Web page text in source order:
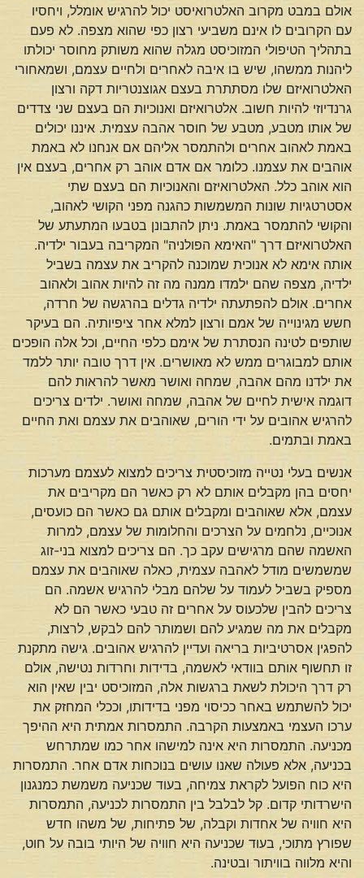
אולם במבט מקרוב האלטרואיסט יכול להרגיש אומלל, ויחסיו
עם הקרובים לו אינם משביעי רצון כפי שהוא מצפה. לא פעם
בתהליך הטיפולי המזוכיסט מגלה שהוא משותק מחוסר יכולתו
ליהנות ממשהו, שיש בו איבה לאחרים ולחיים עצמם, ושמאחורי
האלטרואיזם שלו מסתתרת בעצם אגוצנטריות דקה ורצון
גרנדיוזי להיות חשוב. אלטרואיזם ואנוכיות הם בעצם שני צדדים
של אותו מטבע, מטבע של חוסר אהבה עצמית. איננו יכולים
באמת לאהוב אחרים ולהתמסר אליהם אם אנחנו לא באמת
אוהבים את עצמנו. כלומר אם אדם אוהב רק אחרים, בעצם אין
הוא אוהב כלל. האלטרואיזם והאנוכיות הם בעצם שתי
אסטרטגיות שונות המשמשות כהגנה מפני הקושי לאהוב,
והקושי להתמסר באמת. ניתן להתבונן בטבעו המתעתע של
האלטרואיזם דרך "האימא הפולניה" המקריבה בעבור ילדיה.
אותה אימא לא אנוכית שמוכנה להקריב את עצמה בשביל
ילדיה, מצפה שהם ילמדו ממנה מה זה להיות אהוב ולאהוב
אחרים. אולם להפתעתה ילדיה גדלים בהרגשה של חרדה,
חשש מגינוייה של אמם ורצון למלא אחר ציפיותיה. הם בעיקר
שותפים לטינה הנסתרת של אימם כלפי החיים, וכל אלה הופכים
אותם למבוגרים ממש לא מאושרים. אין דרך טובה יותר ללמד
את ילדנו מהם אהבה, שמחה ואושר מאשר להראות להם
דוגמה אישית לחיים של אהבה, שמחה ואושר. ילדים צריכים
להרגיש אהובים על ידי הורים, שאוהבים את עצמם ואת החיים
באמת ובתמים.
אנשים בעלי נטייה מזוכיסטית צריכים למצוא לעצמם מערכות
יחסים בהן מקבלים אותם לא רק כאשר הם מקריבים את
עצמם, אלא שאוהבים ומקבלים אותם גם כאשר הם כועסים,
אנוכיים, נלחמים על הצרכים והחלומות של עצמם, למרות
האשמה שהם מרגישים עקב כך. הם צריכים למצוא בני-זוג
שמשמשים מודל לאהבה עצמית, כאלה שאוהבים את עצמם
מספיק בשביל לעמוד על שלהם מבלי להרגיש אשמה. הם
צריכים להבין שלכעוס על אחרים זה טבעי כאשר הם לא
מקבלים את מה שמגיע להם ושמותר להם לבקש, לרצות,
להפגין אסרטיביות בריאה ועדיין להרגיש אהובים. גישה מתקנת
זו תחשוף אותם בוודאי לאשמה, בדידות וחרדות נטישה, אולם
רק דרך היכולת לשאת ברגשות אלה, המזוכיסט יבין שאין הוא
יכול להשתמש באחר ככיסוי מפני בדידותו, וככלי המחזק את
ערכו העצמי באמצעות הקרבה. התמסרות אמתית היא ההיפך
מכניעה. התמסרות היא אינה למישהו אחר כמו שמתרחש
בכניעה, אלא פעולה שאנו עושים בנוכחות אדם אחר. התמסרות
היא כוח הפועל לקראת צמיחה, בעוד שכניעה משמשת כמנגנון
הישרדותי קדום. קל לבלבל בין התמסרות לכניעה, התמסרות
היא חוויה של אחדות וקבלה, של פתיחות, של משהו חדש
שפורץ מתוכי, בעוד שכניעה היא חוויה של היותי בובה על חוט,
והיא מלווה בוויתור ובטינה.